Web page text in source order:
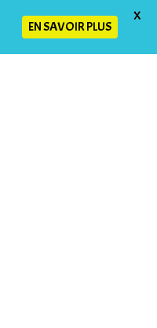
confidentialité
EN SAVOIR PLUS
X